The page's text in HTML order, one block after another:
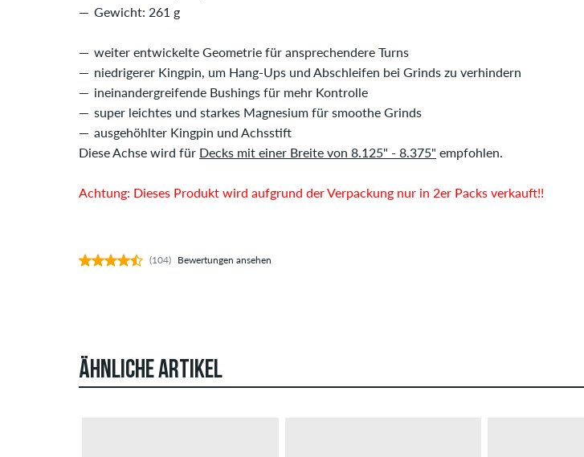
Gewicht: 261 g
weiter entwickelte Geometrie für ansprechendere Turns
niedrigerer Kingpin, um Hang-Ups und Abschleifen bei Grinds zu verhindern
ineinandergreifende Bushings für mehr Kontrolle
super leichtes und starkes Magnesium für smoothe Grinds
ausgehöhlter Kingpin und Achsstift
Diese Achse wird für Decks mit einer Breite von 8.125" - 8.375" empfohlen.
Achtung: Dieses Produkt wird aufgrund der Verpackung nur in 2er Packs verkauft!!
(104) Bewertungen ansehen
ÄHNLICHE ARTIKEL